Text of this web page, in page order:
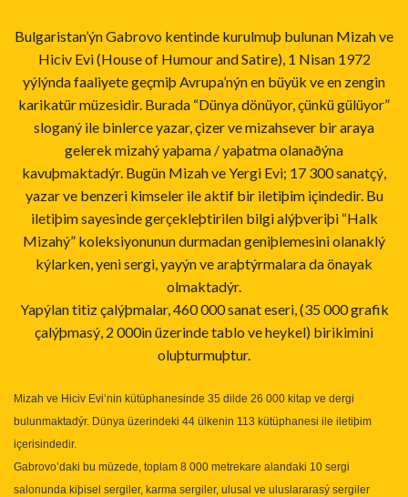
Bulgaristan’ýn Gabrovo kentinde kurulmuþ bulunan Mizah ve
Hiciv Evi (House of Humour and Satire), 1 Nisan 1972
yýlýnda faaliyete geçmiþ Avrupa’nýn en büyük ve en zengin
karikatür müzesidir. Burada “Dünya dönüyor, çünkü gülüyor”
sloganý ile binlerce yazar, çizer ve mizahsever bir araya
gelerek mizahý yaþama / yaþatma olanaðýna
kavuþmaktadýr. Bugün Mizah ve Yergi Evi; 17 300 sanatçý,
yazar ve benzeri kimseler ile aktif bir iletiþim içindedir. Bu
iletiþim sayesinde gerçekleþtirilen bilgi alýþveriþi “Halk
Mizahý” koleksiyonunun durmadan geniþlemesini olanaklý
kýlarken, yeni sergi, yayýn ve araþtýrmalara da önayak
olmaktadýr.
Yapýlan titiz çalýþmalar, 460 000 sanat eseri, (35 000 grafik
çalýþmasý, 2 000in üzerinde tablo ve heykel) birikimini
oluþturmuþtur.
Mizah ve Hiciv Evi’nin kütüphanesinde 35 dilde 26 000 kitap ve dergi
bulunmaktadýr. Dünya üzerindeki 44 ülkenin 113 kütüphanesi ile iletiþim
içerisindedir.
Gabrovo’daki bu müzede, toplam 8 000 metrekare alandaki 10 sergi
salonunda kiþisel sergiler, karma sergiler, ulusal ve uluslararasý sergiler